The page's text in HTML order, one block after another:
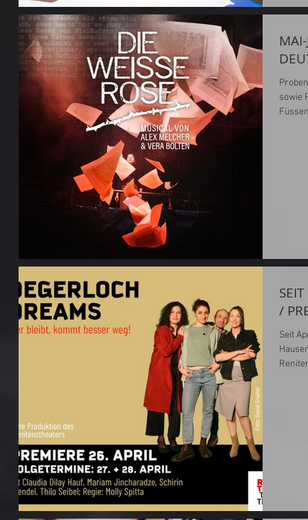
sowie
/
Seit April